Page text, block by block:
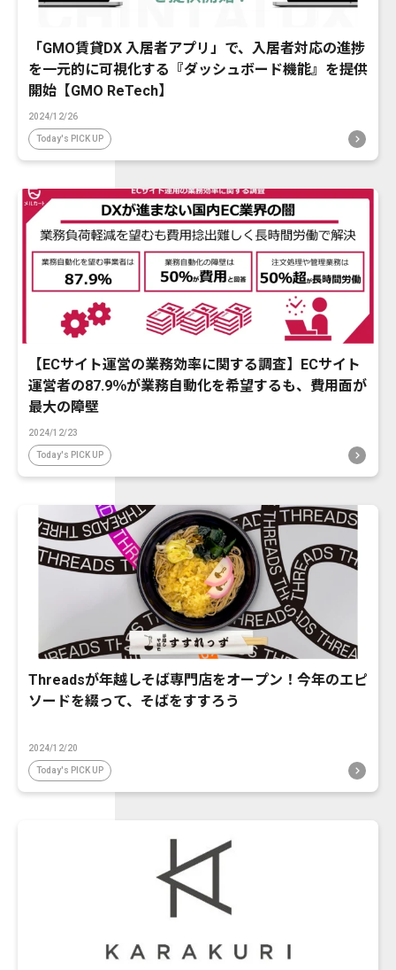
「GMO賃貸DX 入居者アプリ」で、入居者対応の進捗
を一元的に可視化する『ダッシュボード機能』を提供
開始【GMO ReTech】
2024/12/26
Today's PICK UP
【ECサイト運営の業務効率に関する調査】ECサイト
運営者の87.9％が業務自動化を希望するも、費用面が
最大の障壁
2024/12/23
Today's PICK UP
Threadsが年越しそば専門店をオープン！今年のエピ
ソードを綴って、そばをすすろう
2024/12/20
Today's PICK UP